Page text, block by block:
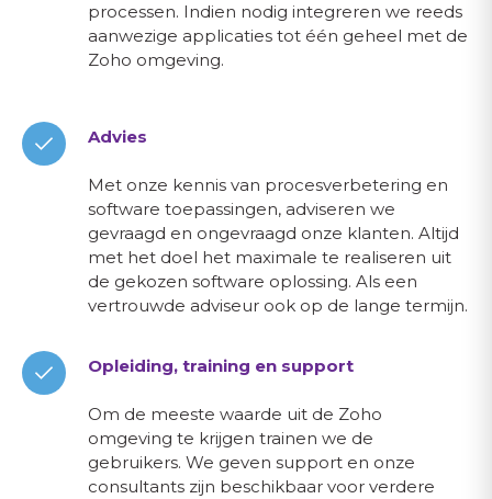
processen. Indien nodig integreren we reeds
aanwezige applicaties tot één geheel met de
Zoho omgeving.
Advies
Met onze kennis van procesverbetering en
software toepassingen, adviseren we
gevraagd en ongevraagd onze klanten. Altijd
met het doel het maximale te realiseren uit
de gekozen software oplossing. Als een
vertrouwde adviseur ook op de lange termijn.
Opleiding, training en support
Om de meeste waarde uit de Zoho
omgeving te krijgen trainen we de
gebruikers. We geven support en onze
consultants zijn beschikbaar voor verdere